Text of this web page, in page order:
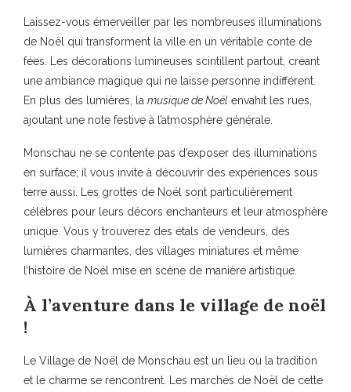
Laissez-vous émerveiller par les nombreuses illuminations
de Noël qui transforment la ville en un véritable conte de
fées. Les décorations lumineuses scintillent partout, créant
une ambiance magique qui ne laisse personne indifférent.
En plus des lumières, la musique de Noël envahit les rues,
ajoutant une note festive à l’atmosphère générale.
Monschau ne se contente pas d’exposer des illuminations
en surface; il vous invite à découvrir des expériences sous
terre aussi. Les grottes de Noël sont particulièrement
célèbres pour leurs décors enchanteurs et leur atmosphère
unique. Vous y trouverez des étals de vendeurs, des
lumières charmantes, des villages miniatures et même
l’histoire de Noël mise en scène de manière artistique.
À l’aventure dans le village de noël
!
Le Village de Noël de Monschau est un lieu où la tradition
et le charme se rencontrent. Les marchés de Noël de cette